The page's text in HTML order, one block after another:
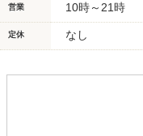
営業 10時～21時
定休 なし